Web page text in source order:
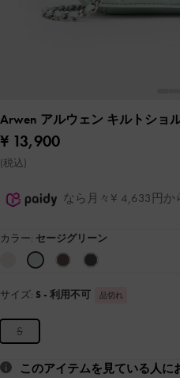
Arwen アルウェン キルトショ
¥ 13,900
(税込)
なら月々¥ 4,633円か
カラー: セージグリーン
サイズ: S - 利用不可 品切れ
S
このアイテムを見ている人に